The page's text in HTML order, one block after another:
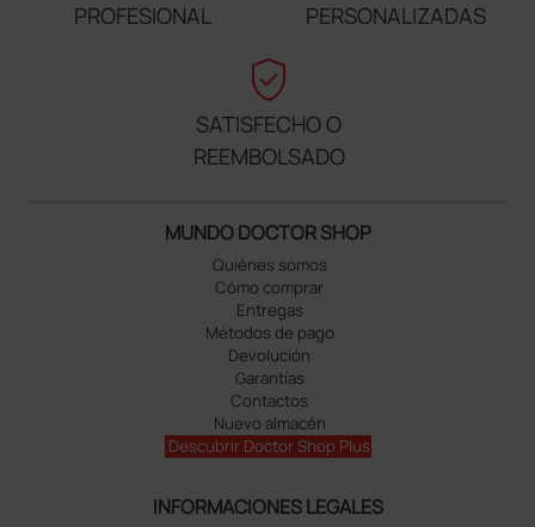
PROFESIONAL
PERSONALIZADAS
verified_user
SATISFECHO O
REEMBOLSADO
MUNDO DOCTOR SHOP
Quiénes somos
Cómo comprar
Entregas
Métodos de pago
Devolución
Garantías
Contactos
Nuevo almacén
Descubrir Doctor Shop Plus
INFORMACIONES LEGALES